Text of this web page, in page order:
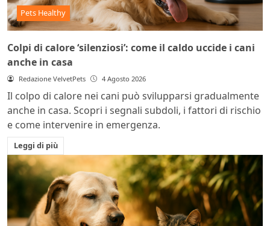
Pets Healthy
Colpi di calore ‘silenziosi’: come il caldo uccide i cani
anche in casa
Redazione VelvetPets 4 Agosto 2026
Il colpo di calore nei cani può svilupparsi gradualmente
anche in casa. Scopri i segnali subdoli, i fattori di rischio
e come intervenire in emergenza.
Leggi di più